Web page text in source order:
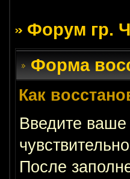
Форум гр.
Форма
Как
Введите
После